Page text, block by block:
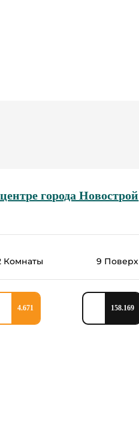
города Новострой
Комнаты 9 Поверх
4.671 158.169